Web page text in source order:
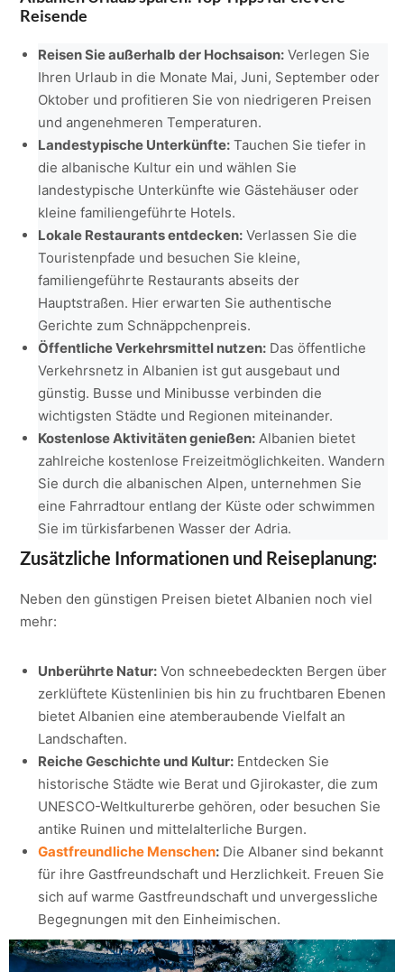
Reisende
Reisen Sie außerhalb der Hochsaison: Verlegen Sie
Ihren Urlaub in die Monate Mai, Juni, September oder
Oktober und profitieren Sie von niedrigeren Preisen
und angenehmeren Temperaturen.
Landestypische Unterkünfte: Tauchen Sie tiefer in
die albanische Kultur ein und wählen Sie
landestypische Unterkünfte wie Gästehäuser oder
kleine familiengeführte Hotels.
Lokale Restaurants entdecken: Verlassen Sie die
Touristenpfade und besuchen Sie kleine,
familiengeführte Restaurants abseits der
Hauptstraßen. Hier erwarten Sie authentische
Gerichte zum Schnäppchenpreis.
Öffentliche Verkehrsmittel nutzen: Das öffentliche
Verkehrsnetz in Albanien ist gut ausgebaut und
günstig. Busse und Minibusse verbinden die
wichtigsten Städte und Regionen miteinander.
Kostenlose Aktivitäten genießen: Albanien bietet
zahlreiche kostenlose Freizeitmöglichkeiten. Wandern
Sie durch die albanischen Alpen, unternehmen Sie
eine Fahrradtour entlang der Küste oder schwimmen
Sie im türkisfarbenen Wasser der Adria.
Zusätzliche Informationen und Reiseplanung:
Neben den günstigen Preisen bietet Albanien noch viel
mehr:
Unberührte Natur: Von schneebedeckten Bergen über
zerklüftete Küstenlinien bis hin zu fruchtbaren Ebenen
bietet Albanien eine atemberaubende Vielfalt an
Landschaften.
Reiche Geschichte und Kultur: Entdecken Sie
historische Städte wie Berat und Gjirokaster, die zum
UNESCO-Weltkulturerbe gehören, oder besuchen Sie
antike Ruinen und mittelalterliche Burgen.
Gastfreundliche Menschen: Die Albaner sind bekannt
für ihre Gastfreundschaft und Herzlichkeit. Freuen Sie
sich auf warme Gastfreundschaft und unvergessliche
Begegnungen mit den Einheimischen.